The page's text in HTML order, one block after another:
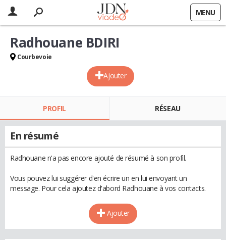
MENU
Ajouter
Radhouane BDIRI
Courbevoie
PROFIL RÉSEAU
En résumé
Radhouane n'a pas encore ajouté de résumé à son profil.
Vous pouvez lui suggérer d'en écrire un en lui envoyant un
message. Pour cela ajoutez d'abord Radhouane à vos contacts.
Ajouter